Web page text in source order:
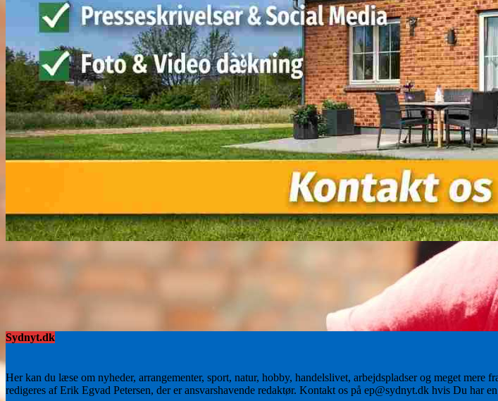
Sydnyt.dk
Her kan du læse om nyheder, arrangementer, sport, natur, hobby, handelslivet, arbejdspladser og meget
redigeres af Erik Egvad Petersen, der er ansvarshavende redaktør. Kontakt os på ep@sydnyt.dk hvis Du har